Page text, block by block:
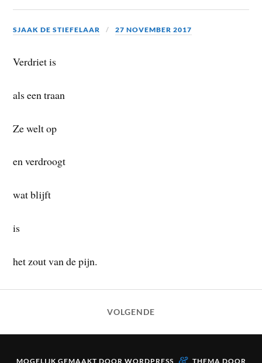
SJAAK DE STIEFELAAR 27 NOVEMBER 2017
Verdriet is
als een traan
Ze welt op
en verdroogt
wat blijft
is
het zout van de pijn.
VOLGENDE
MOGELIJK GEMAAKT DOOR WORDPRESS THEMA DOOR